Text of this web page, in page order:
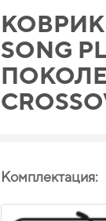
SONG
Комплектация: